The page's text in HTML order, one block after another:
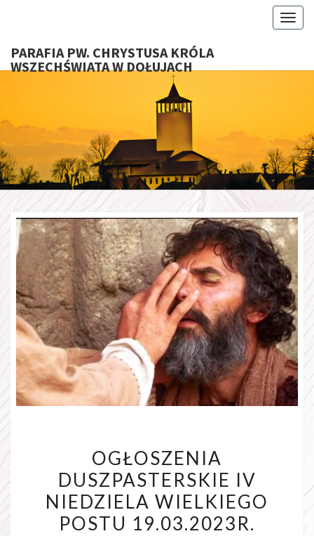
PARAFIA PW. CHRYSTUSA KRÓLA
WSZECHŚWIATA W DOŁUJACH
W
DUSZPASTERSKIE
IV
NIEDZIELA
WIELKIEGO
OGŁOSZENIA
DUSZPASTERSKIE IV
NIEDZIELA WIELKIEGO
POSTU 19.03.2023R.